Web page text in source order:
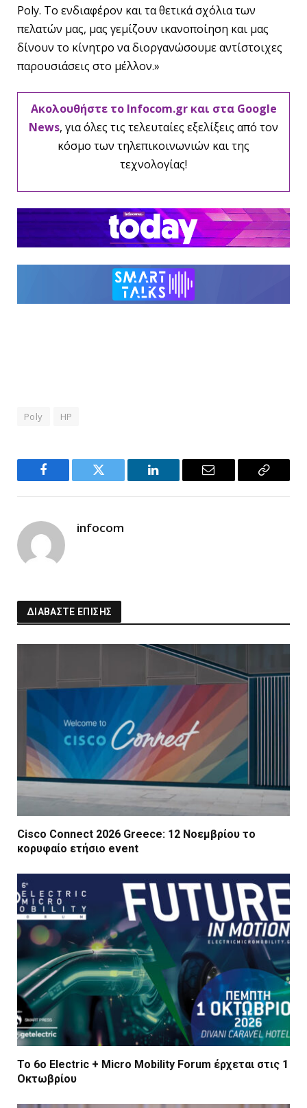
Poly. Το ενδιαφέρον και τα θετικά σχόλια των
πελατών μας, μας γεμίζουν ικανοποίηση και μας
δίνουν το κίνητρο να διοργανώσουμε αντίστοιχες
παρουσιάσεις στο μέλλον.»
Ακολουθήστε το Infocom.gr και στα Google
News, για όλες τις τελευταίες εξελίξεις από τον
κόσμο των τηλεπικοινωνιών και της
τεχνολογίας!
Poly ΗΡ
Facebook Twitter LinkedIn Email
Copy
infocom
ΔΙΑΒΑΣΤΕ ΕΠΙΣΗΣ
Cisco Connect 2026 Greece: 12 Νοεμβρίου το
κορυφαίο ετήσιο event
Το 6ο Electric + Micro Mobility Forum έρχεται στις 1
Οκτωβρίου